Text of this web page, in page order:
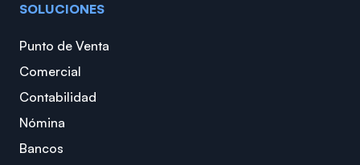
SOLUCIONES
Punto de Venta
Comercial
Contabilidad
Nómina
Bancos